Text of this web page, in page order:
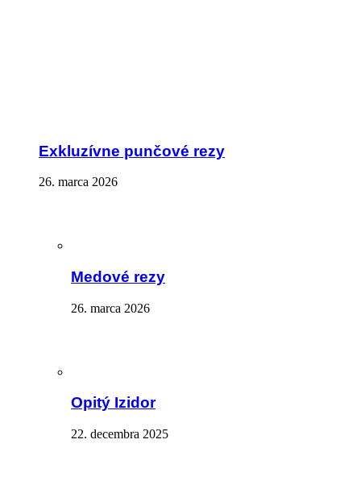
Exkluzívne punčové rezy
26. marca 2026
Medové rezy
26. marca 2026
Opitý Izidor
22. decembra 2025